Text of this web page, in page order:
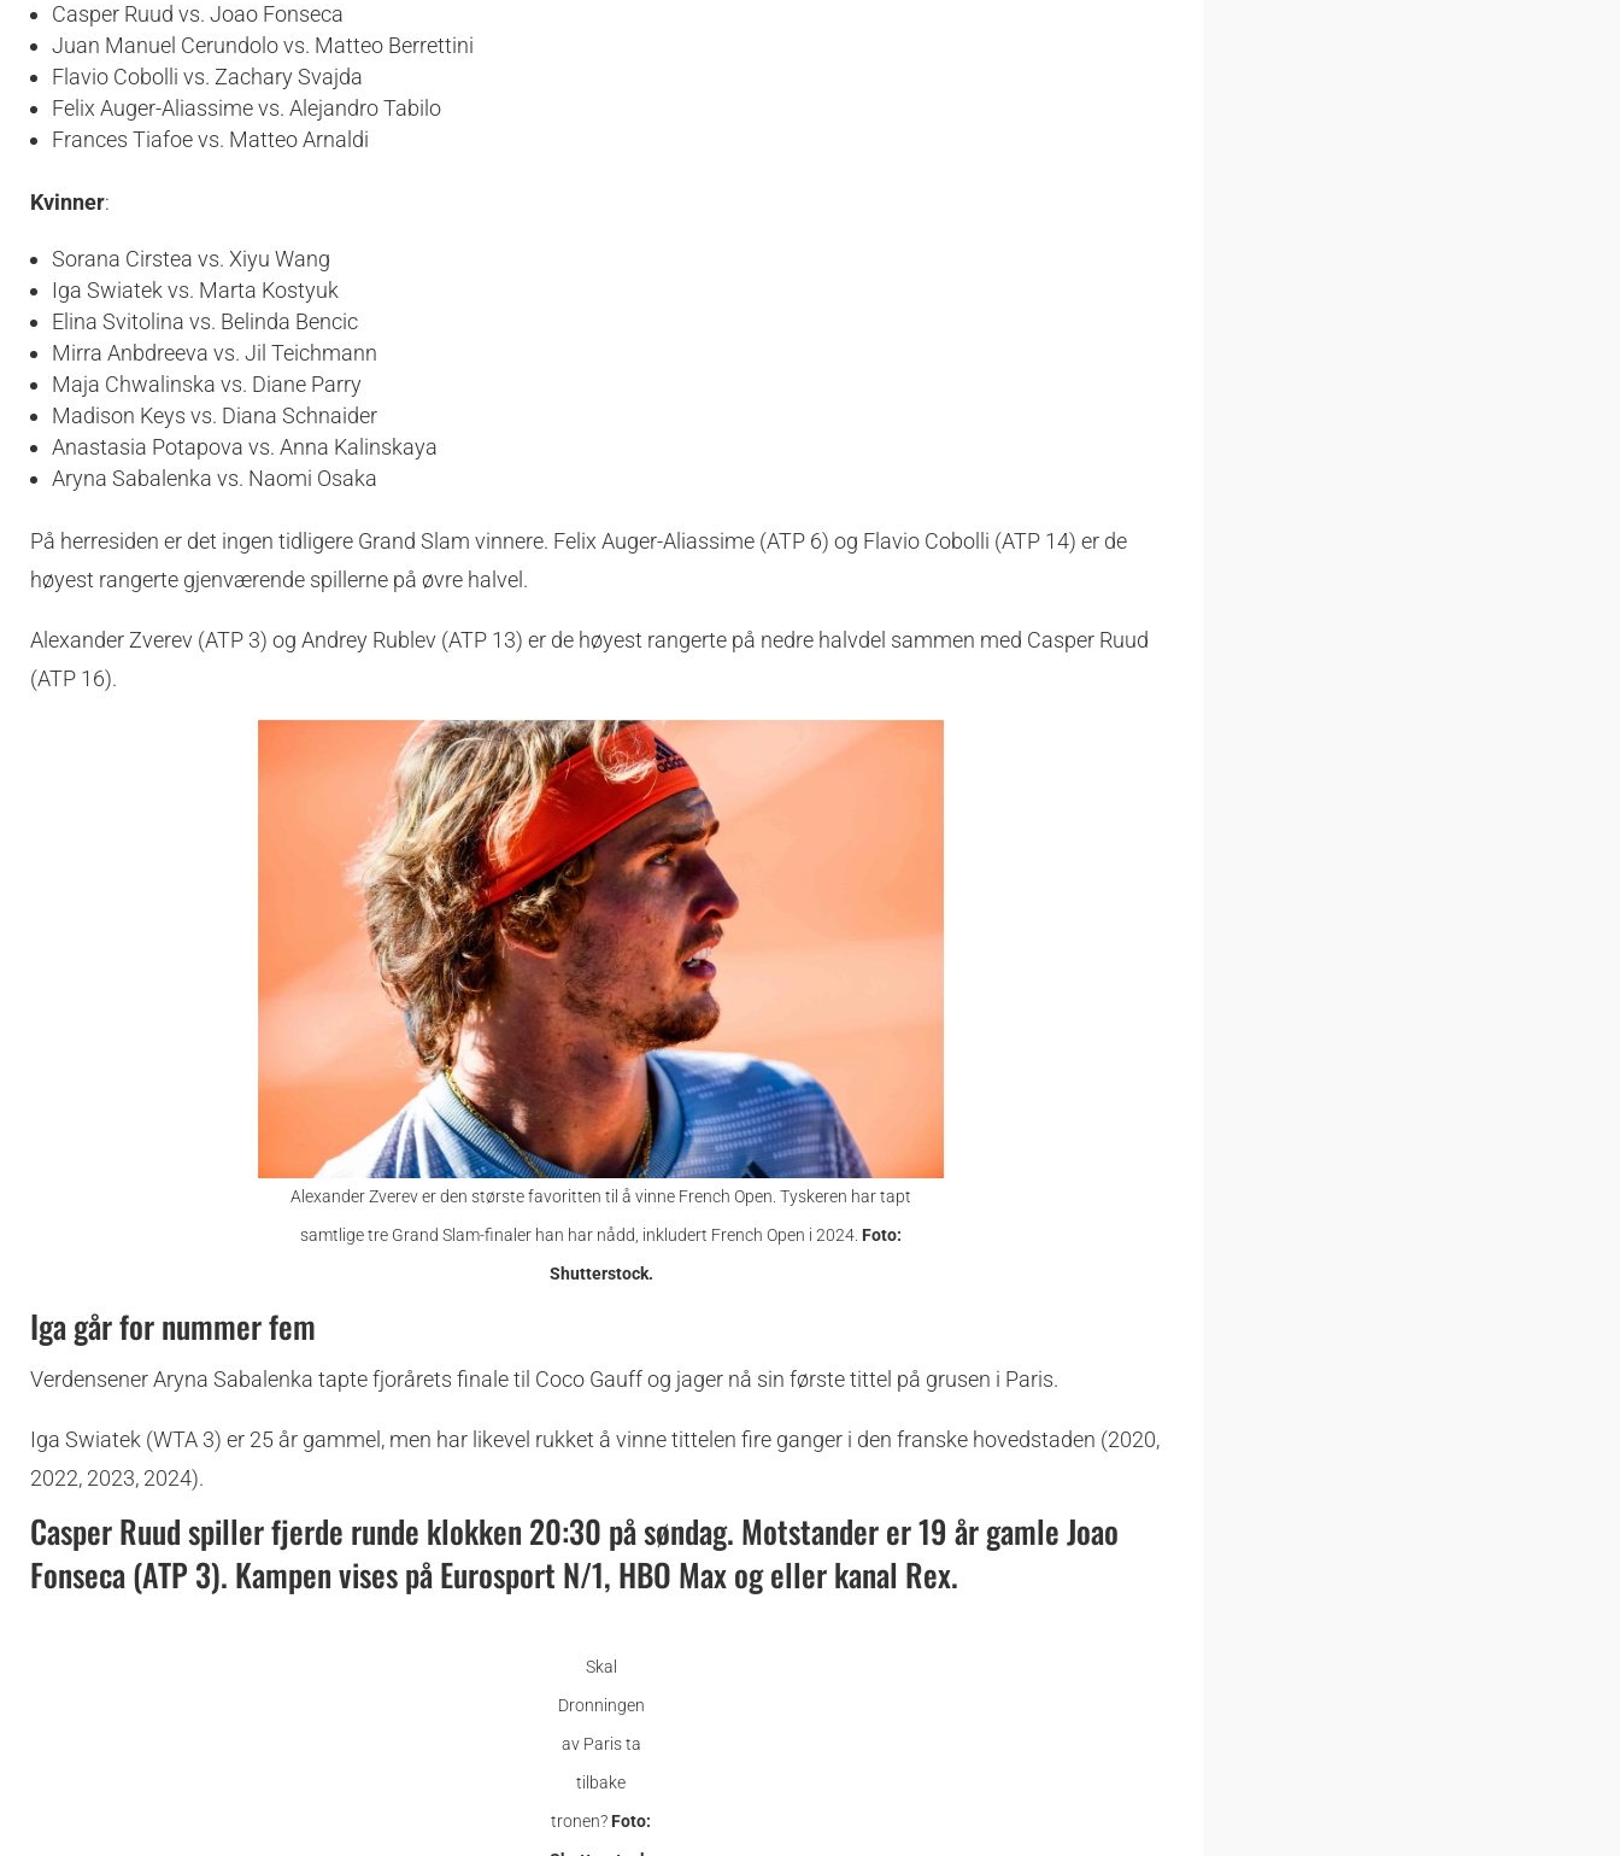
Casper Ruud vs. Joao Fonseca
Juan Manuel Cerundolo vs. Matteo Berrettini
Flavio Cobolli vs. Zachary Svajda
Felix Auger-Aliassime vs. Alejandro Tabilo
Frances Tiafoe vs. Matteo Arnaldi
Kvinner:
Sorana Cirstea vs. Xiyu Wang
Iga Swiatek vs. Marta Kostyuk
Elina Svitolina vs. Belinda Bencic
Mirra Anbdreeva vs. Jil Teichmann
Maja Chwalinska vs. Diane Parry
Madison Keys vs. Diana Schnaider
Anastasia Potapova vs. Anna Kalinskaya
Aryna Sabalenka vs. Naomi Osaka
På herresiden er det ingen tidligere Grand Slam vinnere. Felix Auger-Aliassime (ATP 6) og Flavio Cobolli (ATP 14) er de
høyest rangerte gjenværende spillerne på øvre halvel.
Alexander Zverev (ATP 3) og Andrey Rublev (ATP 13) er de høyest rangerte på nedre halvdel sammen med Casper Ruud
(ATP 16).
Alexander Zverev er den største favoritten til å vinne French Open. Tyskeren har tapt
samtlige tre Grand Slam-finaler han har nådd, inkludert French Open i 2024. Foto:
Shutterstock.
Iga går for nummer fem
Verdensener Aryna Sabalenka tapte fjorårets finale til Coco Gauff og jager nå sin første tittel på grusen i Paris.
Iga Swiatek (WTA 3) er 25 år gammel, men har likevel rukket å vinne tittelen fire ganger i den franske hovedstaden (2020,
2022, 2023, 2024).
Casper Ruud spiller fjerde runde klokken 20:30 på søndag. Motstander er 19 år gamle Joao
Fonseca (ATP 3). Kampen vises på Eurosport N/1, HBO Max og eller kanal Rex.
Skal
Dronningen
av Paris ta
tilbake
tronen? Foto: